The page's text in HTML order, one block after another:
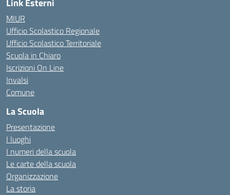
Link Esterni
MIUR
Ufficio Scolastico Regionale
Ufficio Scolastico Territoriale
Scuola in Chiaro
Iscrizioni On Line
Invalsi
Comune
La Scuola
Presentazione
I luoghi
I numeri della scuola
Le carte della scuola
Organizzazione
La storia